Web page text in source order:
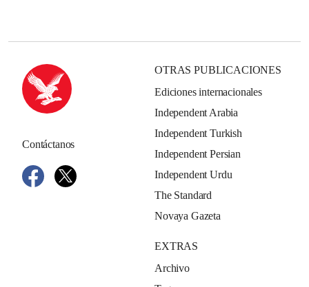
Contáctanos
OTRAS PUBLICACIONES
Ediciones internacionales
Independent Arabia
Independent Turkish
Independent Persian
Independent Urdu
The Standard
Novaya Gazeta
EXTRAS
Archivo